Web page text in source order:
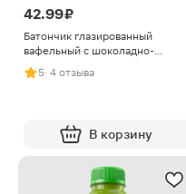
42.99 ₽
Батончик глазированный
вафельный с шоколадно-
ореховой пастой Snaq Fabriq
20г
5· 4 отзыва
В корзину